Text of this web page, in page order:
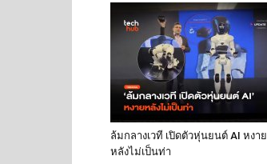
ล้มกลางเวที เปิดตัวหุ่นยนต์ AI หงาย
หลังไม่เป็นท่า